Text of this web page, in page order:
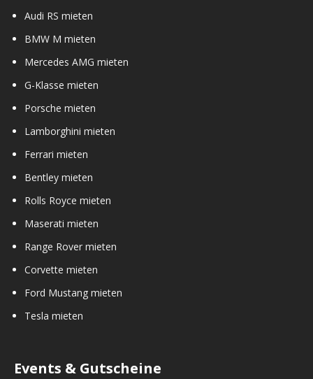
Audi RS mieten
BMW M mieten
Mercedes AMG mieten
G-Klasse mieten
Porsche mieten
Lamborghini mieten
Ferrari mieten
Bentley mieten
Rolls Royce mieten
Maserati mieten
Range Rover mieten
Corvette mieten
Ford Mustang mieten
Tesla mieten
Events & Gutscheine